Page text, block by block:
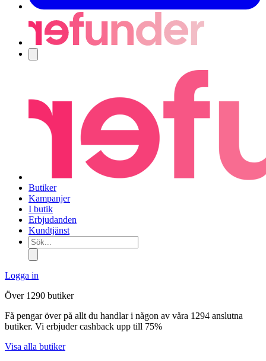
Butiker
Kampanjer
I butik
Erbjudanden
Kundtjänst
Sök...
Logga in
Över 1290 butiker
Få pengar över på allt du handlar i någon av våra 1294 anslutna
butiker. Vi erbjuder cashback upp till 75%
Visa alla butiker